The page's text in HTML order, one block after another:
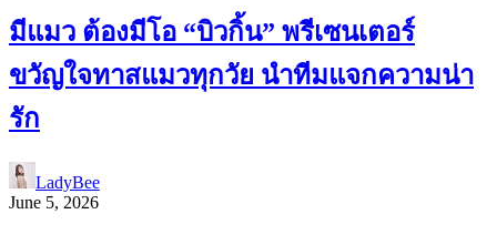
มีแมว ต้องมีโอ “บิวกิ้น” พรีเซนเตอร์
ขวัญใจทาสแมวทุกวัย นำทีมแจกความน่า
รัก
LadyBee
June 5, 2026